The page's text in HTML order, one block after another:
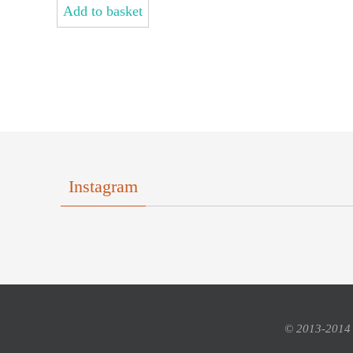
Add to basket
Instagram
© 2013-2014